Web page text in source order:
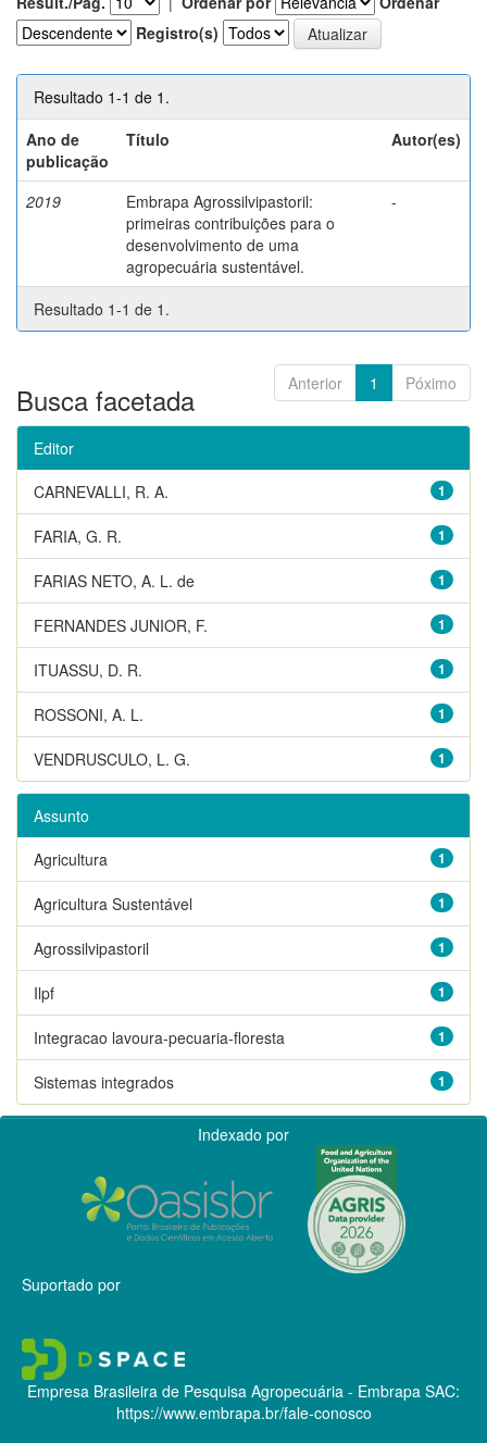
Registro(s)
Resultado 1-1 de 1.
Ano de
publicação
Título Autor(es)
2019
Embrapa Agrossilvipastoril:
primeiras contribuições para o
desenvolvimento de uma
agropecuária sustentável.
-
Resultado 1-1 de 1.
Anterior 1 Póximo
Busca facetada
Editor
1
CARNEVALLI, R. A.
1
FARIA, G. R.
1
FARIAS NETO, A. L. de
1
FERNANDES JUNIOR, F.
1
ITUASSU, D. R.
1
ROSSONI, A. L.
1
VENDRUSCULO, L. G.
Assunto
1
Agricultura
1
Agricultura Sustentável
1
Agrossilvipastoril
1
Ilpf
1
Integracao lavoura-pecuaria-floresta
1
Sistemas integrados
Indexado por
Suportado por
Empresa Brasileira de Pesquisa Agropecuária - Embrapa SAC:
https://www.embrapa.br/fale-conosco